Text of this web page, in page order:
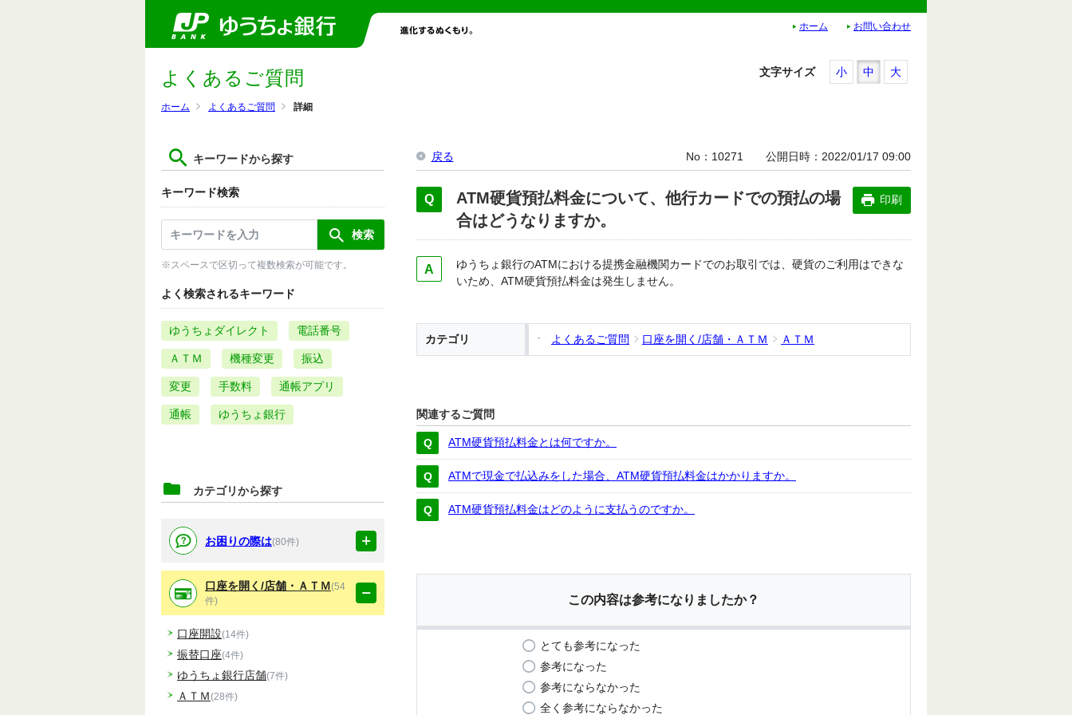
ホーム お問い合わせ
ホーム よくあるご質問 詳細
よくあるご質問
キーワードから探す
キーワード検索
※スペースで区切って複数検索が可能です。
よく検索されるキーワード
ゆうちょダイレクト 電話番号
ＡＴＭ 機種変更 振込
変更 手数料 通帳アプリ
通帳 ゆうちょ銀行
カテゴリから探す
お困りの際は(80件)
口座を開く/店舗・ＡＴＭ(54
件)
口座開設(14件)
振替口座(4件)
ゆうちょ銀行店舗(7件)
ＡＴＭ(28件)
文字サイズ 小 中 大
戻る No 10271 公開日時 2022/01/17 09:00
ATM硬貨預払料金について、他行カードでの預払の場
合はどうなりますか。
印刷
ゆうちょ銀行のATMにおける提携金融機関カードでのお取引では、硬貨のご利用はできな
いため、ATM硬貨預払料金は発生しません。
カテゴリ よくあるご質問 口座を開く/店舗・ＡＴＭ ＡＴＭ
関連するご質問
ATM硬貨預払料金とは何ですか。
ATMで現金で払込みをした場合、ATM硬貨預払料金はかかりますか。
ATM硬貨預払料金はどのように支払うのですか。
この内容は参考になりましたか？
とても参考になった
参考になった
参考にならなかった
全く参考にならなかった